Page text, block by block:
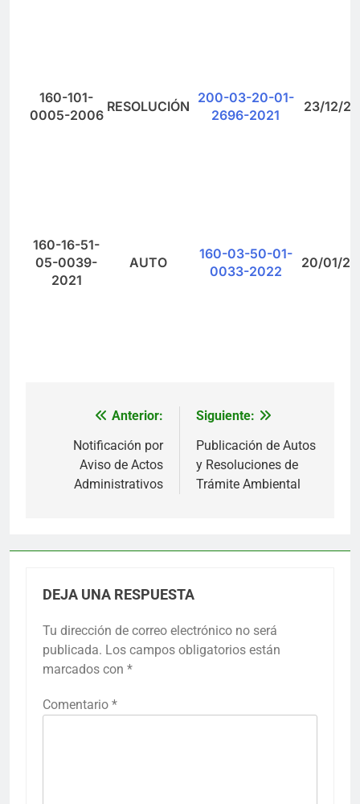
160-101-
0005-2006
RESOLUCIÓN
200-03-20-01-
2696-2021
23/12/
160-16-51-
05-0039-
2021
AUTO
160-03-50-01-
0033-2022
20/01/
Navegación
entradas
Anterior:
Notificación por
Aviso de Actos
Administrativos
Siguiente:
Publicación de Autos
y Resoluciones de
Trámite Ambiental
DEJA UNA RESPUESTA
Tu dirección de correo electrónico no será
publicada. Los campos obligatorios están
marcados con *
Comentario *